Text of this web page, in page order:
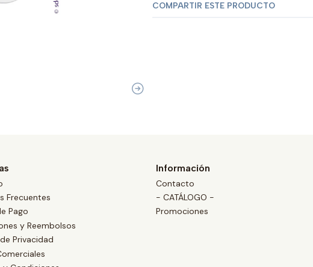
COMPARTIR ESTE PRODUCTO
Frecuentes
Pago
y Reembolsos
Privacidad
Información
Contacto
- CATÁLOGO -
Promociones